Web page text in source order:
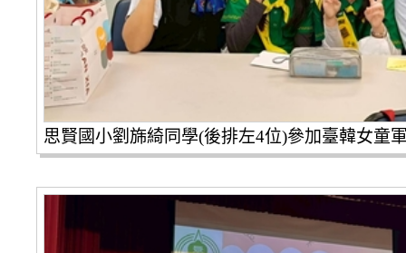
思賢國小劉旆綺同學(後排左4位)參加臺韓女童